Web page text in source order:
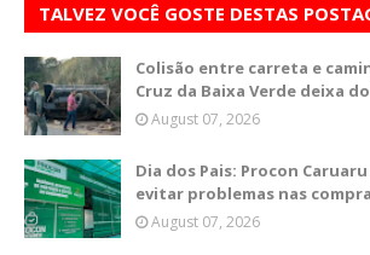
TALVEZ VOCÊ GOSTE DESTAS
Colisão entre carreta e
Cruz da Baixa Verde deixa
August 07, 2026
Dia dos Pais: Procon
evitar problemas nas
August 07, 2026